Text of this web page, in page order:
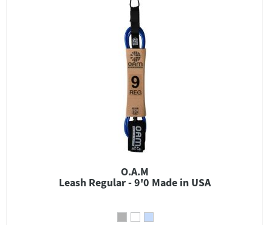
O.A.M
Leash Regular - 9'0 Made in USA